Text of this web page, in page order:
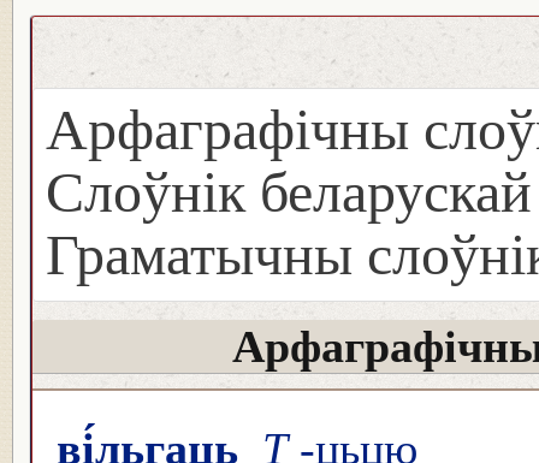
Арфаграфічны
Слоўнік
Граматычны
ві́льгаць Т-цьцю